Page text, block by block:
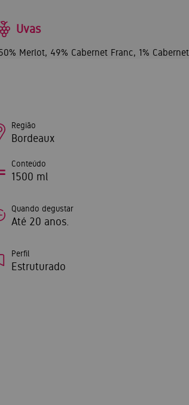
Uvas
Merlot, 49% Cabernet Franc, 1%
Região
Bordeaux
Conteúdo
1500 ml
Quando degustar
Até 20 anos.
Perfil
Estruturado